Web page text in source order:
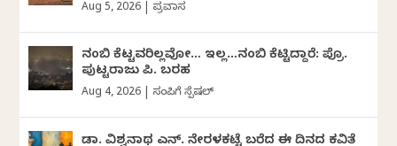
Aug 5, 2026 ಪ್ರವಾಸ
ನಂಬಿ ಕೆಟ್ಟವರಿಲ್ಲವೋ… ಇಲ್ಲ…ನಂಬಿ ಕೆಟ್ಟಿದ್ದಾರೆ: ಪ್ರೊ.
ಪುಟ್ಟರಾಜು ಪಿ. ಬರಹ
Aug 4, 2026 ಸಂಪಿಗೆ ಸ್ಪೆಷಲ್
ಡಾ. ವಿಶ್ವನಾಥ ಎನ್.‌ ನೇರಳಕಟ್ಟೆ ಬರೆದ ಈ ದಿನದ ಕವಿತೆ